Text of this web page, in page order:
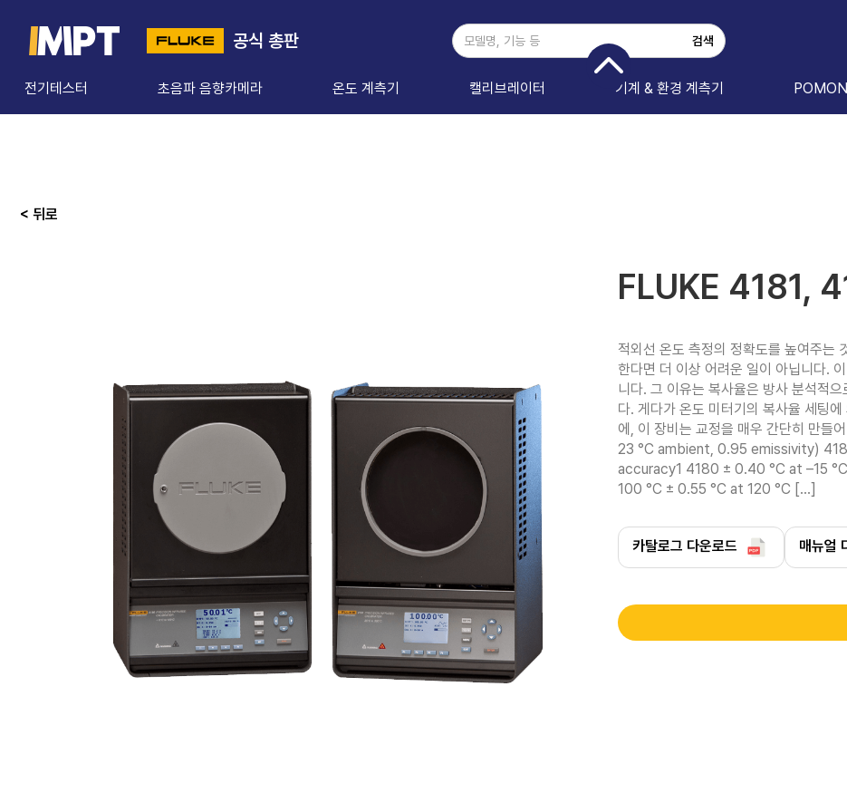
공식 총판
전기테스터 초음파 음향카메라 온도 계측기 캘리브레이터 기계 & 환경 계측기
< 뒤로
FLUKE 4181,
적외선 온도 측정의 정확도를 높여주
한다면 더 이상 어려운 일이 아닙니다.
니다. 그 이유는 복사율은 방사 분석적
다. 게다가 온도 미터기의 복사율 세팅
에, 이 장비는 교정을 매우 간단히 만
23 °C ambient, 0.95 emissivity)
accuracy1 4180 ± 0.40 °C at –15
100 °C ± 0.55 °C at 120 °C […]
카탈로그 다운로드 매뉴얼